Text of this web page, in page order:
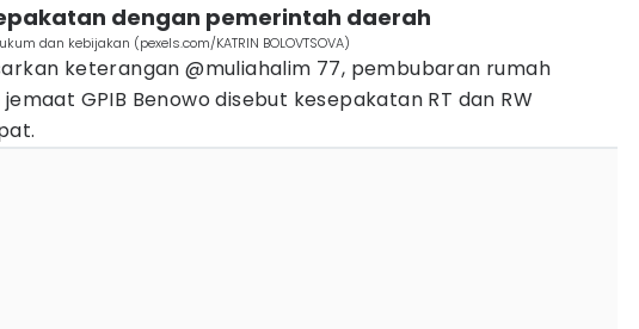
dengan pemerintah daerah
dan kebijakan (pexels.com/KATRIN BOLOVTSOVA)
keterangan @muliahalim 77, pembubaran rumah
GPIB Benowo disebut kesepakatan RT dan RW